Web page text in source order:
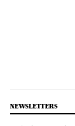
NEWSLETTERS